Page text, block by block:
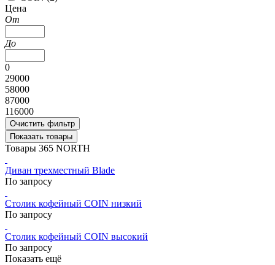
Цена
От
До
0
29000
58000
87000
116000
Очистить фильтр
Показать товары
Товары 365 NORTH
Диван трехместный Blade
По запросу
Столик кофейный COIN низкий
По запросу
Столик кофейный COIN высокий
По запросу
Показать ещё